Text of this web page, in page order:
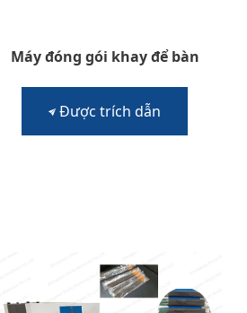
Máy đóng gói khay để bàn
Được trích dẫn